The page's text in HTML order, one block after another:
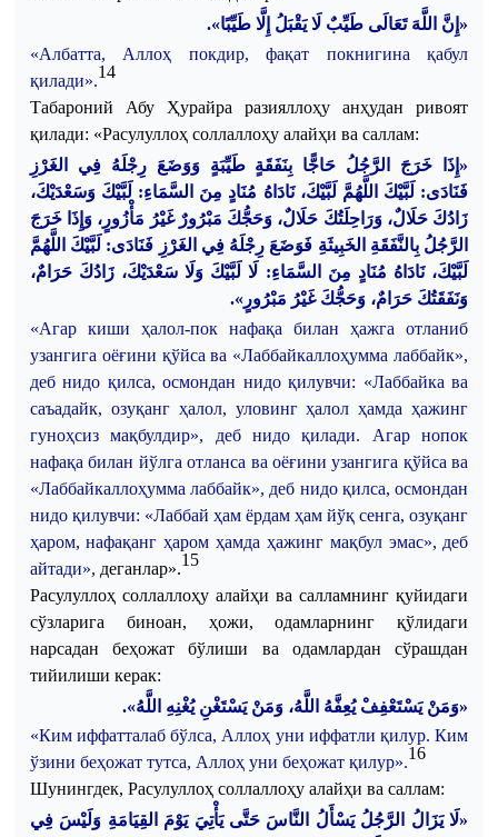
«إِنَّ اللَّهَ تَعَالَى طَيِّبٌ لَا يَقْبَلُ إِلَّا طَيِّبًا».
«Албатта, Аллоҳ покдир,фақат покнигина
қабул
қилади».14
Табароний
Абу Ҳурайра разияллоҳу анҳудан
ривоят
қилади: «Расулуллоҳ соллаллоҳу алайҳи ва саллам:
«إِذَا خَرَجَ الرَّجُلُ حَاجًّا بِنَفَقَةٍ طَيِّبَةٍ وَوَضَعَ رِجْلَهُ فِي الغَرْزِ
فَنَادَى: لَبَّيْكَ اللَّهُمَّ لَبَّيْكَ، نَادَاهُ مُنَادٍ مِنَ السَّمَاءِ: لَبَّيْكَ وَسَعْدَيْكَ،
زَادُكَ حَلَالٌ، وَرَاحِلَتُكَ حَلَالٌ، وَحَجُّكَ مَبْرُورٌ غَيْرُ مَأْزُورٍ، وَإِذَا خَرَجَ
الرَّجُلُ بِالنَّفَقَةِ الخَبِيثَةِ فَوَضَعَ رِجْلَهُ فِي الغَرْزِ فَنَادَى: لَبَّيْكَ اللَّهُمَّ
لَبَّيْكَ، نَادَاهُ مُنَادٍ مِنَ السَّمَاءِ: لَا لَبَّيْكَ وَلَا سَعْدَيْكَ، زَادُكَ حَرَامٌ،
وَنَفَقَتُكَ حَرَامٌ، وَحَجُّكَ غَيْرُ مَبْرُورٍ».
«Агар киши ҳалол-пок нафақа билан ҳажга
отланиб
узангига оёғини қўйса ва «Лаббайкаллоҳумма лаббайк»,
деб нидо қилса,осмондан нидо қилувчи: «Лаббайка ва
саъадайк, озуқанг ҳалол, уловинг ҳалол ҳамда ҳажинг
гуноҳсиз
мақбулдир», деб нидо қилади. Агар
нопок
нафақа билан йўлга отланса ва оёғини узангига қўйса ва
«Лаббайкаллоҳумма лаббайк», деб нидо қилса,осмондан
нидо қилувчи: «Лаббай ҳам ёрдам ҳам йўқ сенга,озуқанг
ҳаром,нафақанг ҳаром ҳамда ҳажинг мақбул эмас», деб
айтади», деганлар».15
Расулуллоҳ соллаллоҳу алайҳи ва салламнинг қуйидаги
сўзларига
биноан, ҳожи,одамларнинг
қўлидаги
нарсадан
беҳожат бўлиши ва одамлардан
сўрашдан
тийилиши керак:
«وَمَنْ يَسْتَعْفِفْ يُعِفَّهُ اللَّهُ، وَمَنْ يَسْتَغْنِ يُغْنِهِ اللَّهُ».
«Ким иффатталаб бўлса, Аллоҳ уни иффатли қилур.Ким
ўзини беҳожат тутса, Аллоҳ уни беҳожат қилур».16
Шунингдек, Расулуллоҳ соллаллоҳу алайҳи ва саллам:
«لَا يَزَالُ الرَّجُلُ يَسْأَلُ النَّاسَ حَتَّى يَأْتِيَ يَوْمَ القِيَامَةِ وَلَيْسَ فِي